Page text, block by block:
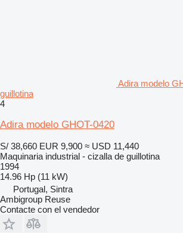
Adira modelo
guillotina
4
Adira modelo GHOT-0420
S/ 38,660 EUR 9,900 ≈ USD 11,440
Maquinaria industrial - cizalla de guillotina
1994
14.96 Hp (11 kW)
Portugal, Sintra
Ambigroup Reuse
Contacte con el vendedor